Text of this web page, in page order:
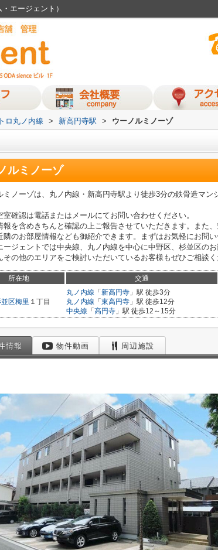
エージェント）
ロ丸ノ内線 > 新高円寺駅 > ウーノルミノーゾ
ルミノーゾ
ミノーゾは、丸ノ内線・新高円寺駅より徒歩3分の鉄骨造マン
室確認は電話またはメールにてお問い合わせください。
報を含めきちんと確認の上ご報告させていただきます。また、
隣のお部屋情報なども御紹介できます。まずはお気軽にお問い
ージェントでは中央線、丸ノ内線を中心に中野区、杉並区のお
その他のエリアをご検討いただいているお客様もぜひご相談く
所在地 交通
区梅里 １丁目
丸ノ内線 「 新高円寺 」駅 徒歩3分
丸ノ内線 「 東高円寺 」駅 徒歩12分
中央線 「 高円寺 」駅 徒歩12～15分
情報 物件動画 周辺施設